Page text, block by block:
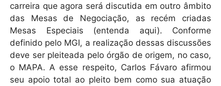
carreira que agora será discutida em outro âmbito
das Mesas de Negociação, as recém criadas
Mesas Especiais (entenda aqui). Conforme
definido pelo MGI, a realização dessas discussões
deve ser pleiteada pelo órgão de origem, no caso,
o MAPA. A esse respeito, Carlos Fávaro afirmou
seu apoio total ao pleito bem como sua atuação